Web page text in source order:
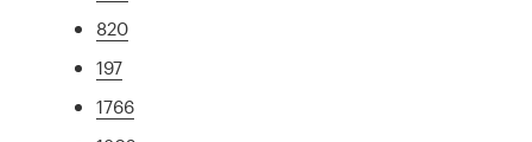
820
197
1766